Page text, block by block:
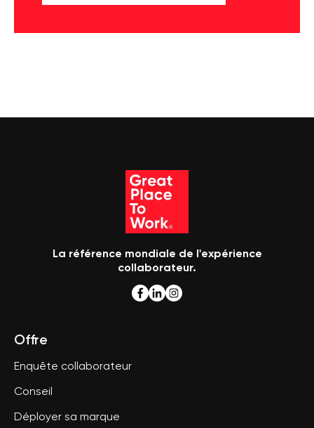
La référence mondiale de l'expérience
collaborateur.
Offre
Enquête collaborateur
Conseil
Déployer sa marque